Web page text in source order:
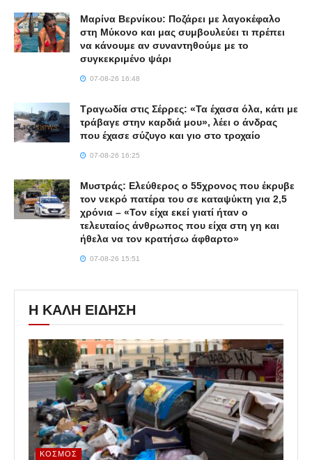
Μαρίνα Βερνίκου: Ποζάρει με λαγοκέφαλο
στη Μύκονο και μας συμβουλεύει τι πρέπει
να κάνουμε αν συναντηθούμε με το
συγκεκριμένο ψάρι
07-08-26 16:48
Τραγωδία στις Σέρρες: «Τα έχασα όλα, κάτι με
τράβαγε στην καρδιά μου», λέει ο άνδρας
που έχασε σύζυγο και γιο στο τροχαίο
07-08-26 16:25
Μυστράς: Ελεύθερος ο 55χρονος που έκρυβε
τον νεκρό πατέρα του σε καταψύκτη για 2,5
χρόνια – «Τον είχα εκεί γιατί ήταν ο
τελευταίος άνθρωπος που είχα στη γη και
ήθελα να τον κρατήσω άφθαρτο»
07-08-26 15:51
Η ΚΑΛΗ ΕΙΔΗΣΗ
ΚΌΣΜΟΣ